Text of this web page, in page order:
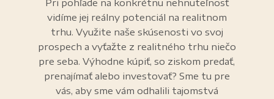
Pri pohľade na konkrétnu nehnuteľnosť
vidíme jej reálny potenciál na realitnom
trhu. Využite naše skúsenosti vo svoj
prospech a vyťažte z realitného trhu niečo
pre seba. Výhodne kúpiť, so ziskom predať,
prenajímať alebo investovať? Sme tu pre
vás, aby sme vám odhalili tajomstvá